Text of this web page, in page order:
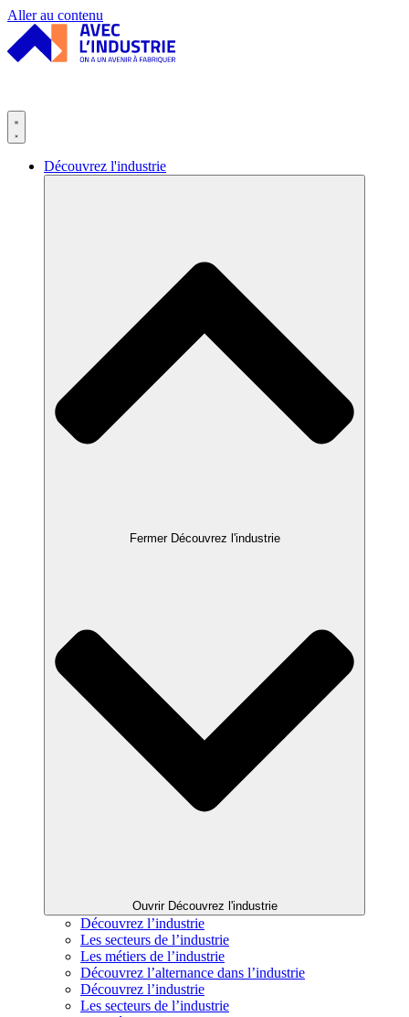
Panneau de gestion des cookies
Aller au contenu
Découvrez l'industrie
Fermer Découvrez l'industrie
Ouvrir Découvrez l'industrie
Découvrez l’industrie
Les secteurs de l’industrie
Les métiers de l’industrie
Découvrez l’alternance dans l’industrie
Découvrez l’industrie
Les secteurs de l’industrie